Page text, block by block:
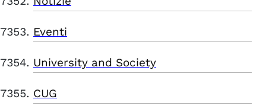
Eventi
University and Society
CUG